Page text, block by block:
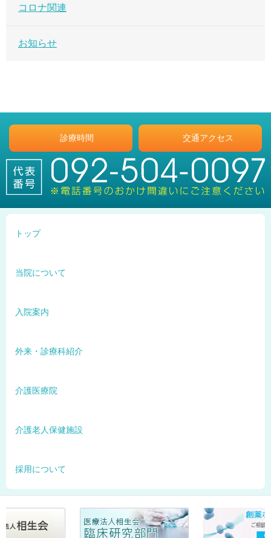
コロナ関連
お知らせ
診療時間 交通アクセス
トップ
当院について
入院案内
外来・診療科紹介
介護医療院
介護老人保健施設
採用について